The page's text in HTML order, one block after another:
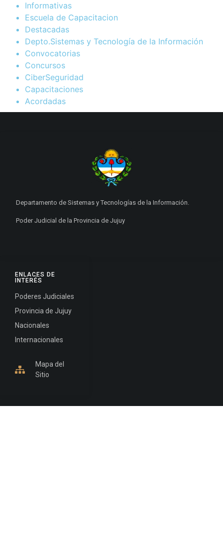
Informativas
Escuela de Capacitacion
Destacadas
Depto.Sistemas y Tecnología de la Información
Convocatorias
Concursos
CiberSeguridad
Capacitaciones
Acordadas
ENLACES DE
INTERÉS
Poderes Judiciales
Provincia de Jujuy
Nacionales
Internacionales
Mapa del
Sitio
Departamento de Sistemas y Tecnologías de la Información.
Poder Judicial de la Provincia de Jujuy